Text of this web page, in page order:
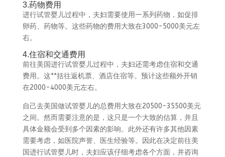
3.药物费用
进行试管婴儿过程中，夫妇需要使用一系列药物，如促排
卵药、药物等。这些药物的费用大致在3000-5000美元左
右。
4.住宿和交通费用
前往美国进行试管婴儿过程中，夫妇还需考虑住宿和交通
费用。这**括往返机票、酒店住宿等。预计这些额外开销
在2000-4000美元左右。
自己去美国做试管婴儿的总费用大致在20500-35500美元
之间。然而需要注意的是，这只是一个大致的估算，并且
具体金额会受到多个因素的影响。此外还有许多其他因素
需要考虑，如医院声誉、医生经验等。因此在决定前往美
国进行试管婴儿时，夫妇应该仔细考虑各个方面，并咨询